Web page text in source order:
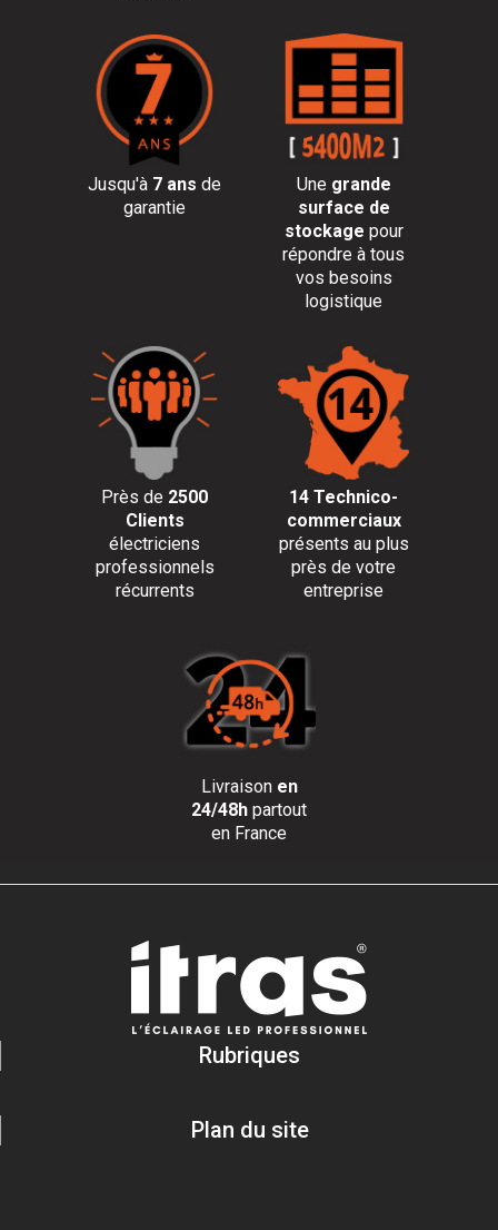
Jusqu'à 7 ans de
garantie
Une grande
surface de
stockage pour
répondre à tous
vos besoins
logistique
Près de 2500
Clients
électriciens
professionnels
récurrents
14 Technico-
commerciaux
présents au plus
près de votre
entreprise
Livraison en
24/48h partout
en France
Rubriques
Plan du site